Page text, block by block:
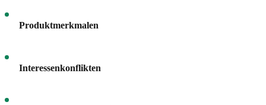
Produktmerkmalen
Interessenkonflikten